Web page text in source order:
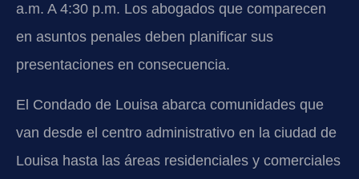
a.m. A 4:30 p.m. Los abogados que comparecen
en asuntos penales deben planificar sus
presentaciones en consecuencia.
El Condado de Louisa abarca comunidades que
van desde el centro administrativo en la ciudad de
Louisa hasta las áreas residenciales y comerciales